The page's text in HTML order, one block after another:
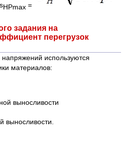
HPmax =
задания на
перегрузок
используются
материалов:
выносливости
выносливости.